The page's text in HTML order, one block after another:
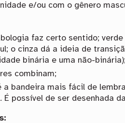
e/ou com o gênero
faz certo sentido;
o cinza dá a ideia de
binária e uma não-binária);
combinam;
a bandeira mais fácil de
É possível de ser desenhada